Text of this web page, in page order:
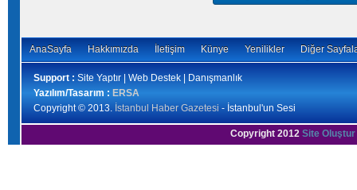
AnaSayfa Hakkımızda İletişim Künye Yenilikler Diğer
Support : Site Yaptır | Web Destek | Danışmanlık
Yazılım/Tasarım : ERSA
Copyright © 2013. İstanbul Haber Gazetesi - İstanbul'un Sesi
Copyright 2012 Site Oluştur